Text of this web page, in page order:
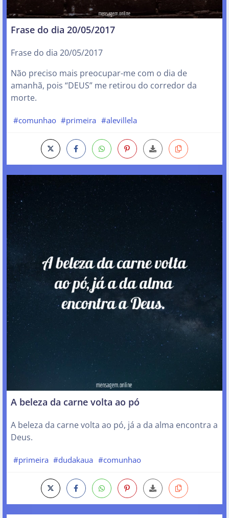
Frase do dia 20/05/2017
Frase do dia 20/05/2017
Não preciso mais preocupar-me com o dia de
amanhã, pois “DEUS” me retirou do corredor da
morte.
#comunhao #primeira #alevillela
A beleza da carne volta ao pó
A beleza da carne volta ao pó, já a da alma encontra a
Deus.
#primeira #dudakaua #comunhao